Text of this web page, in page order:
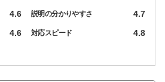
4.6 説明の分かりやすさ 4.7
4.6 対応スピード 4.8